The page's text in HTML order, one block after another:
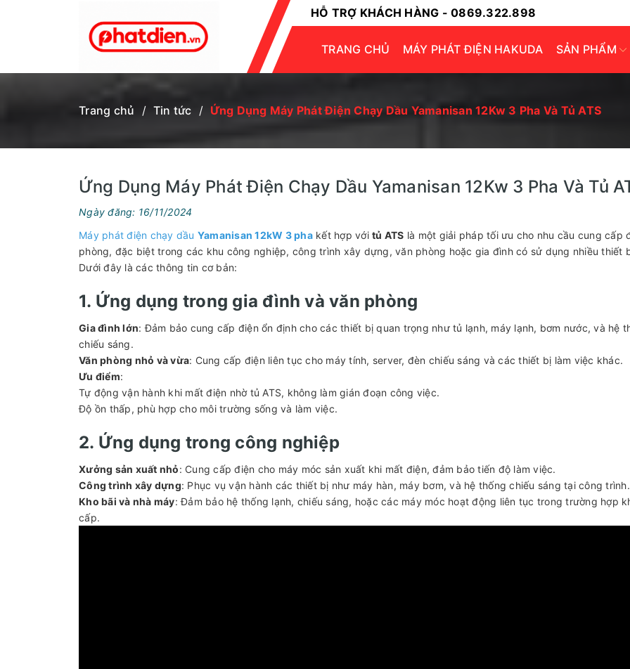
HỖ TRỢ KHÁCH HÀNG - 0869.322.898
TRANG CHỦ MÁY PHÁT ĐIỆN HAKUDA SẢN PHẨM
Trang chủ / Tin tức / Ứng Dụng Máy Phát Điện Chạy Dầu Yamanisan 12Kw 3 Pha Và Tủ ATS
Ứng Dụng Máy Phát Điện Chạy Dầu Yamanisan 12Kw 3 Pha Và Tủ
Ngày đăng: 16/11/2024
Máy phát điện chạy dầu Yamanisan 12kW 3 phakết hợp với tủ ATS là một giải pháp tối ưu cho nhu cầu cung cấp
phòng, đặc biệt trong các khu công nghiệp, công trình xây dựng, văn phòng hoặc gia đình có sử dụng nhiều thiết
Dưới đây là các thông tin cơ bản:
1. Ứng dụng trong gia đình và văn phòng
Gia đình lớn: Đảm bảo cung cấp điện ổn định cho các thiết bị quan trọng như tủ lạnh, máy lạnh, bơm nước, và hệ
chiếu sáng.
Văn phòng nhỏ và vừa: Cung cấp điện liên tục cho máy tính, server, đèn chiếu sáng và các thiết bị làm việc khác.
Ưu điểm:
Tự động vận hành khi mất điện nhờ tủ ATS, không làm gián đoạn công việc.
Độ ồn thấp, phù hợp cho môi trường sống và làm việc.
2. Ứng dụng trong công nghiệp
Xưởng sản xuất nhỏ: Cung cấp điện cho máy móc sản xuất khi mất điện, đảm bảo tiến độ làm việc.
Công trình xây dựng: Phục vụ vận hành các thiết bị như máy hàn, máy bơm, và hệ thống chiếu sáng tại công trình.
Kho bãi và nhà máy: Đảm bảo hệ thống lạnh, chiếu sáng, hoặc các máy móc hoạt động liên tục trong trường hợp
cấp.